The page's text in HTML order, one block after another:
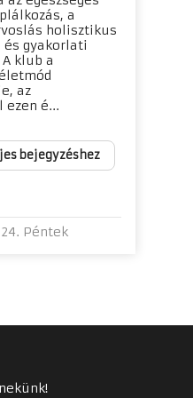
a
holisztikus
gyakorlati
klub a
az
ezen é...
bejegyzéshez
Péntek